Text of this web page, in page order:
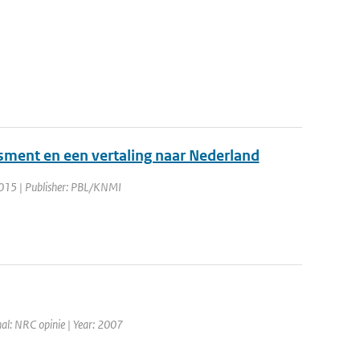
en een vertaling naar Nederland
| Publisher: PBL/KNMI
NRC opinie | Year: 2007